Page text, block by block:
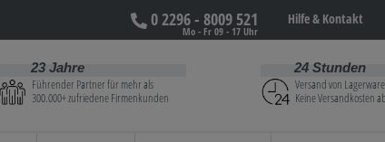
0 2296 - 8009 521
Mo - Fr 09 - 17 Uhr
Hilfe & Kontakt
23 Jahre
Führender Partner für mehr als
300.000+ zufriedene Firmenkunden
24 Stunden
Versand von
Keine Versandkosten